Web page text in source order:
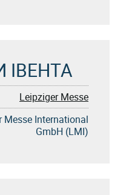
Leipziger Messe
Messe International
GmbH (LMI)